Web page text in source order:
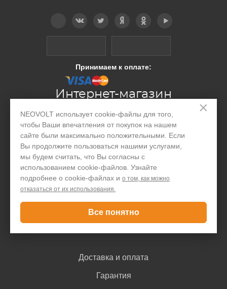
×
NEOVOLT использует cookie-файлы для того,
чтобы Ваши впечатления от покупок на нашем
сайте были максимально положительными. Если
Вы продолжите пользоваться нашими услугами,
мы будем считать, что Вы согласны с
использованием cookie-файлов. Узнайте
подробнее о cookie-файлах и о том, как можно
отказаться от их использования.
Все понятно
Принимаем к оплате:
Интернет-магазин
Производство
Акции и скидки
Блог
Покупателю
Доставка и оплата
Гарантия